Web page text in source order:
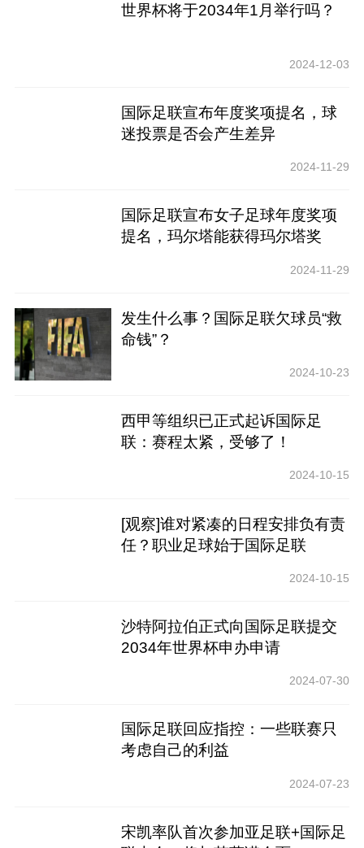
世界杯将于2034年1月举行吗？
2024-12-03
国际足联宣布年度奖项提名，球
迷投票是否会产生差异
2024-11-29
国际足联宣布女子足球年度奖项
提名，玛尔塔能获得玛尔塔奖
2024-11-29
发生什么事？国际足联欠球员“救
命钱”？
2024-10-23
西甲等组织已正式起诉国际足
联：赛程太紧，受够了！
2024-10-15
[观察]谁对紧凑的日程安排负有责
任？职业足球始于国际足联
2024-10-15
沙特阿拉伯正式向国际足联提交
2034年世界杯申办申请
2024-07-30
国际足联回应指控：一些联赛只
考虑自己的利益
2024-07-23
宋凯率队首次参加亚足联+国际足